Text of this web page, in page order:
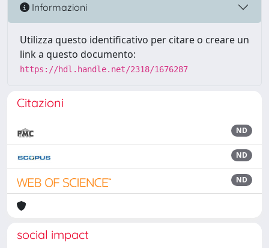
Informazioni
Utilizza questo identificativo per citare o creare un
link a questo documento:
https://hdl.handle.net/2318/1676287
Citazioni
ND
ND
ND
social impact